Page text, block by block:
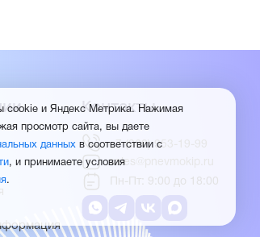
Контакты
+7 (960) 953-19-99
sales@pnevmokip.ru
Пн-Пт: 9:00 до 18:00
cookie и Яндекс Метрика. Нажимая
просмотр сайта, вы даете
данных в соответствии с
, и принимаете условия
.